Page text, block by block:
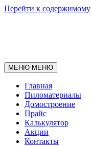
Перейти к содержимому
МЕНЮ МЕНЮ
Главная
Пиломатериалы
Домостроение
Прайс
Калькулятор
Акции
Контакты